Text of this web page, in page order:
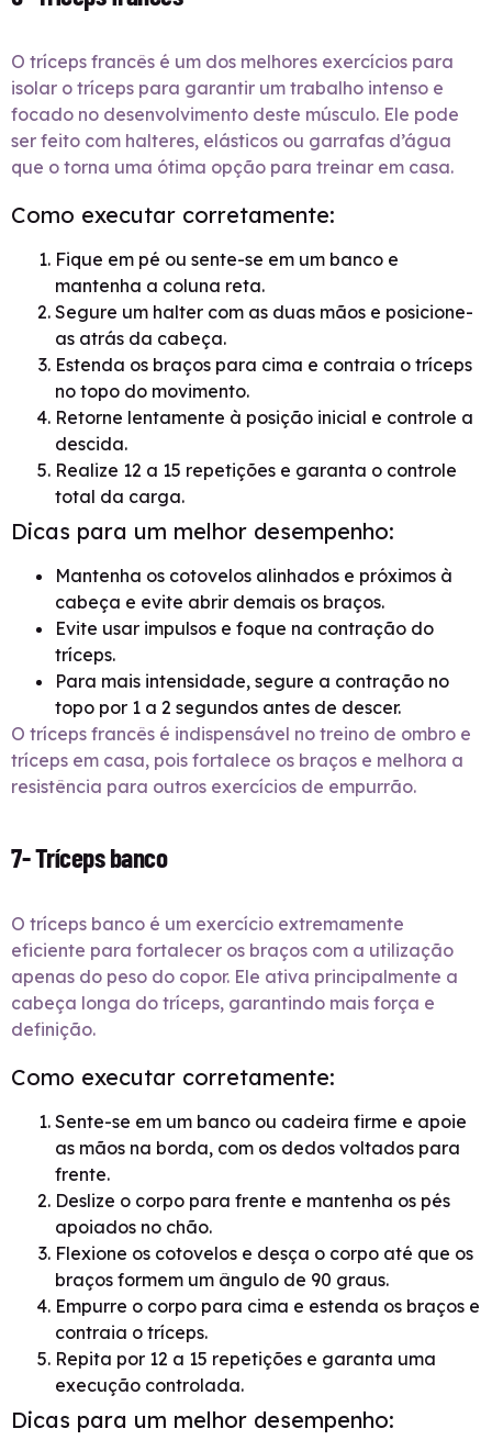
O tríceps francês é um dos melhores exercícios para
isolar o tríceps para garantir um trabalho intenso e
focado no desenvolvimento deste músculo. Ele pode
ser feito com halteres, elásticos ou garrafas d’água
que o torna uma ótima opção para treinar em casa.
Como executar corretamente:
Fique em pé ou sente-se em um banco e
mantenha a coluna reta.
Segure um halter com as duas mãos e posicione-
as atrás da cabeça.
Estenda os braços para cima e contraia o tríceps
no topo do movimento.
Retorne lentamente à posição inicial e controle a
descida.
Realize 12 a 15 repetições e garanta o controle
total da carga.
Dicas para um melhor desempenho:
Mantenha os cotovelos alinhados e próximos à
cabeça e evite abrir demais os braços.
Evite usar impulsos e foque na contração do
tríceps.
Para mais intensidade, segure a contração no
topo por 1 a 2 segundos antes de descer.
O tríceps francês é indispensável no treino de ombro e
tríceps em casa, pois fortalece os braços e melhora a
resistência para outros exercícios de empurrão.
7- Tríceps banco
O tríceps banco é um exercício extremamente
eficiente para fortalecer os braços com a utilização
apenas do peso do copor. Ele ativa principalmente a
cabeça longa do tríceps, garantindo mais força e
definição.
Como executar corretamente:
Sente-se em um banco ou cadeira firme e apoie
as mãos na borda, com os dedos voltados para
frente.
Deslize o corpo para frente e mantenha os pés
apoiados no chão.
Flexione os cotovelos e desça o corpo até que os
braços formem um ângulo de 90 graus.
Empurre o corpo para cima e estenda os braços e
contraia o tríceps.
Repita por 12 a 15 repetições e garanta uma
execução controlada.
Dicas para um melhor desempenho: